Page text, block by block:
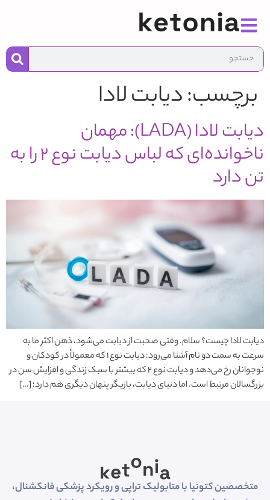
برچسب:دیابت لادا
دیابت لادا (LADA): مهمان
ناخوانده‌ای که لباس دیابت نوع ۲ را به
تن دارد
دیابت لادا چیست؟ سلام. وقتی صحبت از دیابت می‌شود، ذهن اکثر ما به
سرعت به سمت دو نام آشنا می‌رود: دیابت نوع ۱ که معمولاً در کودکان و
نوجوانان رخ می‌دهد و دیابت نوع ۲ که بیشتر با سبک زندگی و افزایش سن در
بزرگسالان مرتبط است. اما دنیای دیابت، بازیگر پنهان دیگری هم دارد؛ […]
متخصصین کتونیا با متابولیک تراپی و رویکرد پزشکی فانکشنال،